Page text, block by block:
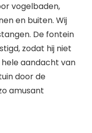
vogelbaden,
en buiten. Wij
De fontein
zodat hij niet
aandacht van
door de
amusant